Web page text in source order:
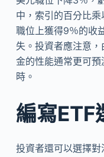
中，索引的百分比
職位上獲得9％的收
失。投資者應注意
金的性能通常更可
時。
編寫ETF
投資者還可以選擇